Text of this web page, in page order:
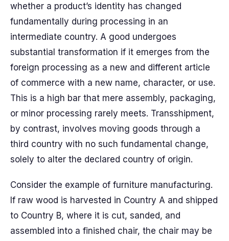
whether a product’s identity has changed
fundamentally during processing in an
intermediate country. A good undergoes
substantial transformation if it emerges from the
foreign processing as a new and different article
of commerce with a new name, character, or use.
This is a high bar that mere assembly, packaging,
or minor processing rarely meets. Transshipment,
by contrast, involves moving goods through a
third country with no such fundamental change,
solely to alter the declared country of origin.
Consider the example of furniture manufacturing.
If raw wood is harvested in Country A and shipped
to Country B, where it is cut, sanded, and
assembled into a finished chair, the chair may be